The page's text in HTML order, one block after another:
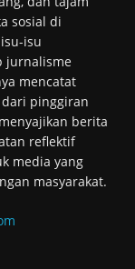
sosial di
isu
jurnalisme
mencatat
pinggiran
berita
reflektif
media yang
masyarakat.